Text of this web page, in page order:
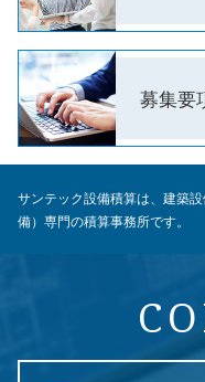
募集要
サンテック設備積算は、建築
備）専門の積算事務所です。